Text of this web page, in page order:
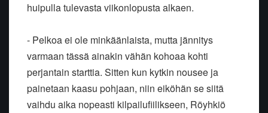
huipulla tulevasta viikonlopusta alkaen.
- Pelkoa ei ole minkäänlaista, mutta jännitys
varmaan tässä ainakin vähän kohoaa kohti
perjantain starttia. Sitten kun kytkin nousee ja
painetaan kaasu pohjaan, niin eiköhän se siitä
vaihdu aika nopeasti kilpailufiilikseen, Röyhkiö